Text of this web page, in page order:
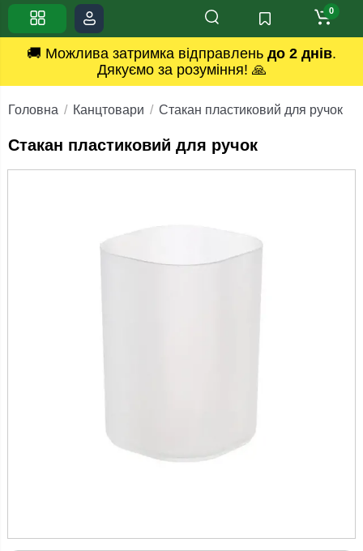
🚚 Можлива затримка відправлень до 2 днів.
Дякуємо за розуміння! 🙏
0
Головна Канцтовари Стакан пластиковий для ручок
Стакан пластиковий для ручок